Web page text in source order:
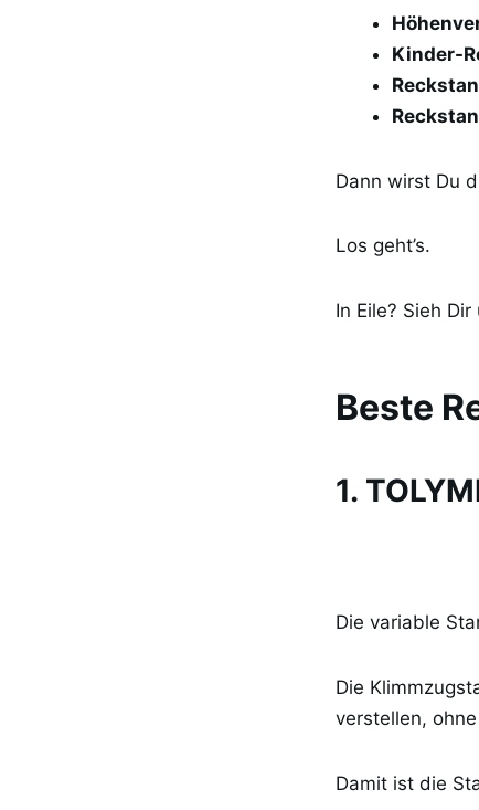
Kinder-
Dann wirst Du
Los geht’s.
In Eile? Sieh Dir
Beste
1.
Die variable
Die
verstellen,
Damit ist die